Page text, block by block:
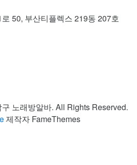
50, 부산티플렉스 219동 207호
노래방알바. All Rights Reserved.
제작자 FameThemes